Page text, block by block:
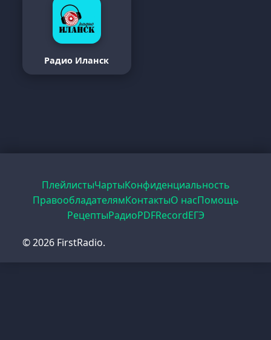
Радио Иланск
ПлейлистыЧартыКонфиденциальность
ПравообладателямКонтактыО насПомощь
РецептыРадиоPDFRecordЕГЭ
© 2026 FirstRadio.